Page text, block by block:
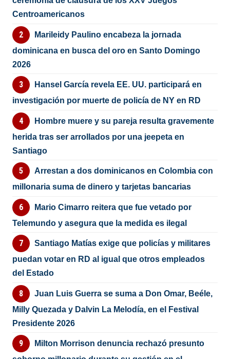
Centroamericanos
Marileidy Paulino encabeza la jornada
dominicana en busca del oro en Santo Domingo
2026
Hansel García revela EE. UU. participará en
investigación por muerte de policía de NY en RD
Hombre muere y su pareja resulta gravemente
herida tras ser arrollados por una jeepeta en
Santiago
Arrestan a dos dominicanos en Colombia con
millonaria suma de dinero y tarjetas bancarias
Mario Cimarro reitera que fue vetado por
Telemundo y asegura que la medida es ilegal
Santiago Matías exige que policías y militares
puedan votar en RD al igual que otros empleados
del Estado
Juan Luis Guerra se suma a Don Omar, Beéle,
Milly Quezada y Dalvin La Melodía, en el Festival
Presidente 2026
Milton Morrison denuncia rechazó presunto